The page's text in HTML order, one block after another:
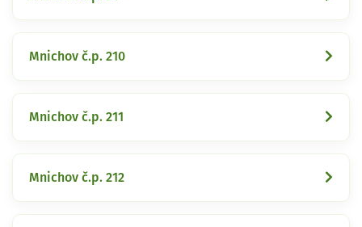
Mnichov č.p. 210
Mnichov č.p. 211
Mnichov č.p. 212